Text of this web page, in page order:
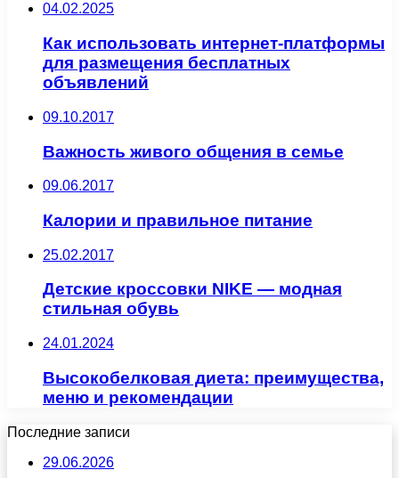
04.02.2025
Как использовать интернет-платформы
для размещения бесплатных
объявлений
09.10.2017
Важность живого общения в семье
09.06.2017
Калории и правильное питание
25.02.2017
Детские кроссовки NIKE — модная
стильная обувь
24.01.2024
Высокобелковая диета: преимущества,
меню и рекомендации
Последние записи
29.06.2026